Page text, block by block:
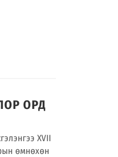
ОРД
XVII
өмнөхөн